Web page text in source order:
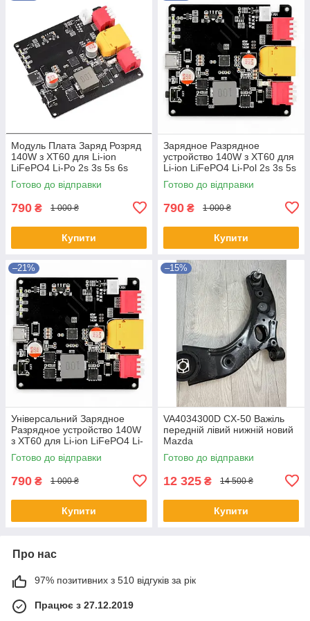
Модуль Плата Заряд Розряд
140W з XT60 для Li-ion
LiFePO4 Li-Po 2s 3s 5s 6s
Модуль power bank Плата
швидкого заряджання
Готово до відправки
790 ₴ 1 000 ₴
Купити
Зарядное Разрядное
устройство 140W з XT60 для
Li-ion LiFePO4 Li-Pol 2s 3s 5s
6s Модуль power bank Плата
швидкого заряджання
Готово до відправки
790 ₴ 1 000 ₴
Купити
–21%
Універсальний Зарядное
Разрядное устройство 140W
з XT60 для Li-ion LiFePO4 Li-
Pol 2s 3s 5s 6s
Готово до відправки
790 ₴ 1 000 ₴
Купити
–15%
VA4034300D CX-50 Важіль
передній лівий нижній новий
Mazda
Готово до відправки
12 325 ₴ 14 500 ₴
Купити
Про нас
97% позитивних з 510 відгуків за рік
Працює з 27.12.2019